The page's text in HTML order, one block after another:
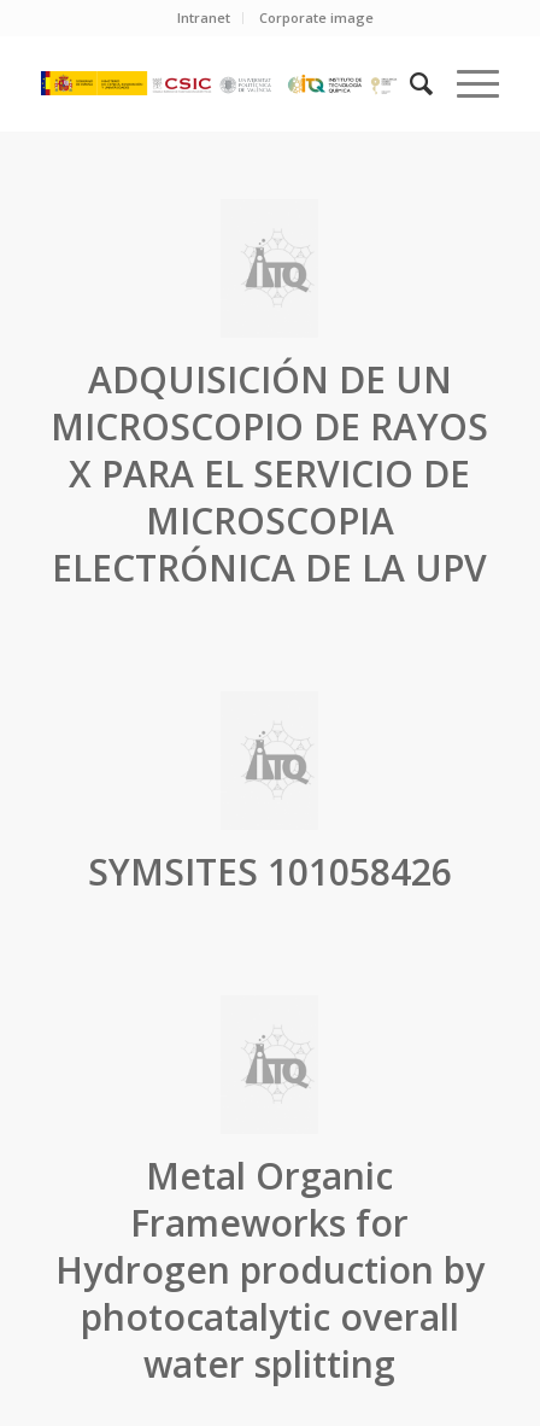
Intranet Corporate image
ADQUISICIÓN DE UN
MICROSCOPIO DE RAYOS
X PARA EL SERVICIO DE
MICROSCOPIA
ELECTRÓNICA DE LA UPV
SYMSITES 101058426
Metal Organic
Frameworks for
Hydrogen production by
photocatalytic overall
water splitting